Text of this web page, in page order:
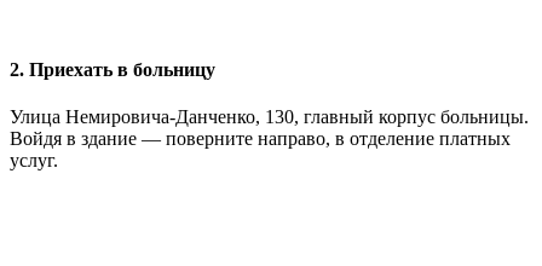
2. Приехать в больницу
Улица Немировича-Данченко, 130, главный корпус больницы.
Войдя в здание — поверните направо, в отделение платных
услуг.